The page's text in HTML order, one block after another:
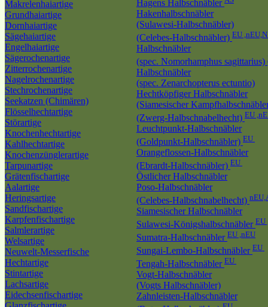
Makrelenhaiartige
Grundhaiartige
Dornhaiartige
Sägehaiartige
Engelhaiartige
Sägerochenartige
Zitterrochenartige
Nagelrochenartige
Stechrochenartige
Seekatzen (Chimären)
Flösselhechtartige
Störartige
Knochenhechtartige
Kahlhechtartige
Knochenzünglerartige
Tarpunartige
Grätenfischartige
Aalartige
Heringsartige
Sandfischartige
Karpfenfischartige
Salmlerartige
Welsartige
Neuwelt-Messerfische
Hechtartige
Stintartige
Lachsartige
Eidechsenfischartige
Hagens Halbschnäbler
Hakenhalbschnäbler
(Sulawesi-Halbschnäbler)
(Celebes-Halbschnäbler) EU
Halbschnäbler
(spec. Nomorhamphus sagittarius)
Halbschnäbler
(spec. Zenarchopterus ectuntio)
Hechtköpfiger Halbschnäbler
(Siamesischer
(Zwerg-Halbschnabelhecht) EU
Leuchtpunkt-Halbschnäbler
(Goldpunkt-Halbschnäbler) EU
Orangeflossen-Halbschnäbler
(Ebrardt-Halbschnäbler) EU
Östlicher Halbschnäbler
Poso-Halbschnäbler
(Celebes-Halbschnabelhecht)
Siamesischer Halbschnäbler
Sulawesi-Königshalbschnäbler EU
Sumatra-Halbschnäbler EU ,nEU
Sungai-Lembo-Halbschnäbler EU
Tengah-Halbschnäbler EU
Vogt-Halbschnäbler
(Vogts Halbschnäbler)
Zahnleisten-Halbschnäbler